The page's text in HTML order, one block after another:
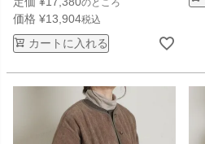
のところ
価格 ¥13,904税込
カートに入れる